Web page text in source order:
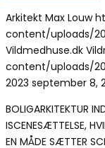
Arkitekt Max Louw
content/uploads/
Vildmedhuse.dk
content/uploads/
2023 september 8,
BOLIGARKITEKTUR
ISCENESÆTTELSE,
EN MÅDE SÆTTER